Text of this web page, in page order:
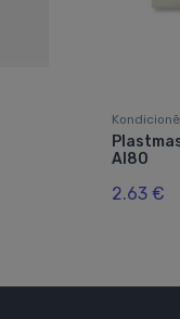
AI80
2.63 €